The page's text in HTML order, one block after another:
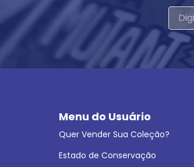
Menu do Usuário
Quer Vender Sua Coleção?
Estado de Conservação